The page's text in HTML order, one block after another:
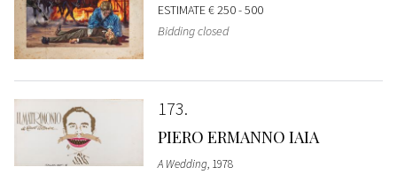
ESTIMATE€ 250 - 500
Bidding closed
173
PIERO ERMANNO IAIA
A Wedding, 1978